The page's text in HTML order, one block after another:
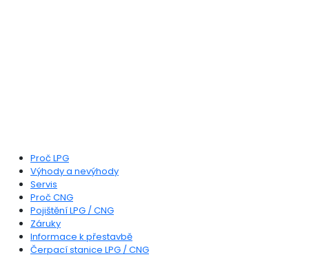
Proč LPG
Výhody a nevýhody
Servis
Proč CNG
Pojištění LPG / CNG
Záruky
Informace k přestavbě
Čerpací stanice LPG / CNG